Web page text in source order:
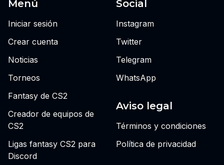
Menú
Iniciar sesión
Crear cuenta
Noticias
Torneos
Fantasy de CS2
Creador de equipos de
CS2
Ligas fantasy CS2 para
Discord
Social
Instagram
Twitter
Telegram
WhatsApp
Aviso legal
Términos y condiciones
Política de privacidad